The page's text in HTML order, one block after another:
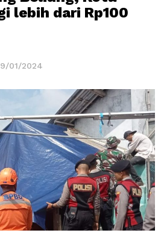
lebih dari Rp100
01/2024